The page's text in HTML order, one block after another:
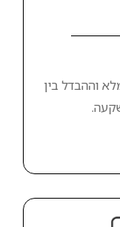
וההבדל בין